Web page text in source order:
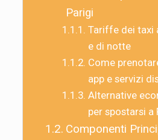
Parigi
Tariffe dei taxi
e di notte
Come
app e servizi
Alternative
per spostarsi a
Componenti